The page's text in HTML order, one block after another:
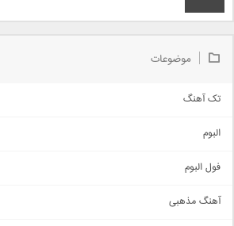
موضوعات
تک آهنگ
اجتماعی
حماسی
البوم
فول البوم
آهنگ مذهبی